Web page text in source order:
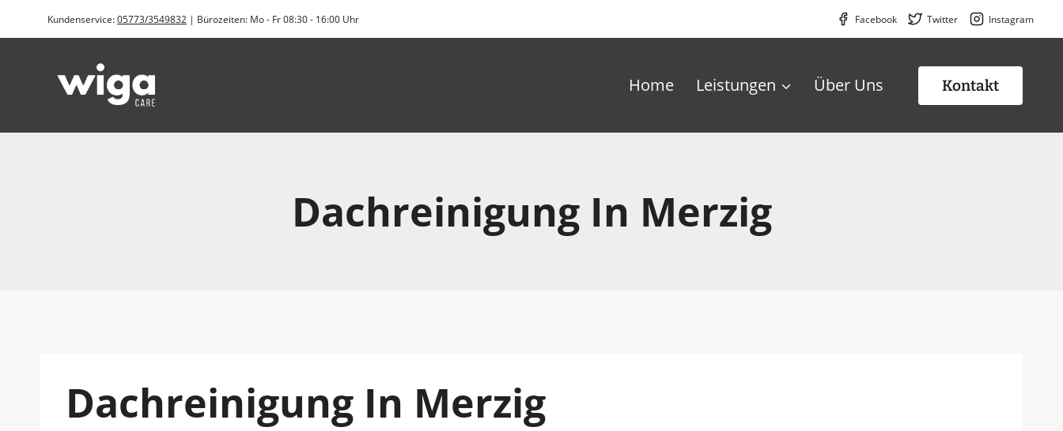
Kundenservice:05773/3549832 | Bürozeiten: Mo - Fr 08:30 - 16:00 Uhr Facebook Twitter Instagram
Home Leistungen Über Uns Kontakt
Dachreinigung In Merzig
Dachreinigung In Merzig